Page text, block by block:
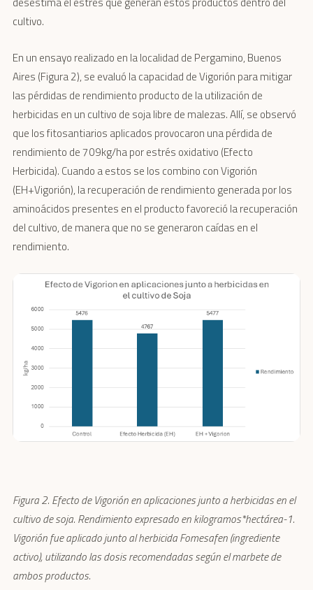
cultivo.
En un ensayo realizado en la localidad de Pergamino, Buenos
Aires (Figura 2), se evaluó la capacidad de Vigorión para mitigar
las pérdidas de rendimiento producto de la utilización de
herbicidas en un cultivo de soja libre de malezas. Allí, se observó
que los fitosantiarios aplicados provocaron una pérdida de
rendimiento de 709kg/ha por estrés oxidativo (Efecto
Herbicida). Cuando a estos se los combino con Vigorión
(EH+Vigorión), la recuperación de rendimiento generada por los
aminoácidos presentes en el producto favoreció la recuperación
del cultivo, de manera que no se generaron caídas en el
rendimiento.
Figura 2. Efecto de Vigorión en aplicaciones junto a herbicidas en el
cultivo de soja. Rendimiento expresado en kilogramos*hectárea-1.
Vigorión fue aplicado junto al herbicida Fomesafen (ingrediente
activo), utilizando las dosis recomendadas según el marbete de
ambos productos.